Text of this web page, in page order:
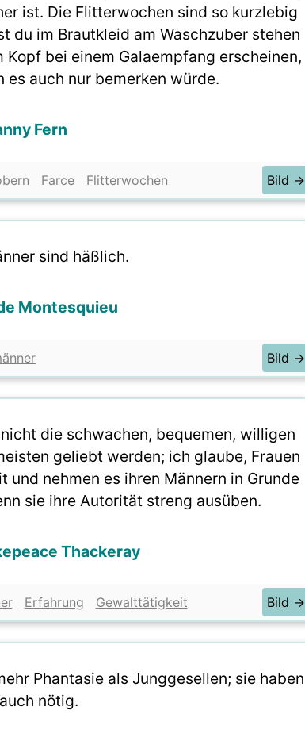
ist. Die Flitterwochen sind so kurzlebig
du im Brautkleid am Waschzuber stehen
bei einem Galaempfang erscheinen,
es auch nur bemerken würde.
Fern
Farce Flitterwochen Bild →
sind häßlich.
Montesquieu
Bild →
die schwachen, bequemen, willigen
geliebt werden; ich glaube, Frauen
nehmen es ihren Männern in Grunde
sie ihre Autorität streng ausüben.
Thackeray
Erfahrung Gewalttätigkeit Bild →
Phantasie als Junggesellen; sie haben
nötig.